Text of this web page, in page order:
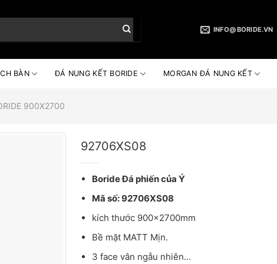
INFO@BORIDE.VN
BÀN ĐÁ NUNG KẾT BORIDE MORGAN ĐÁ NUNG KẾT
900X2700
92706XS08
Boride Đá phiến của Ý
Mã số: 92706XS08
kích thước 900x2700mm
Bề mặt MATT Mịn.
3 face vân ngẫu nhiên…